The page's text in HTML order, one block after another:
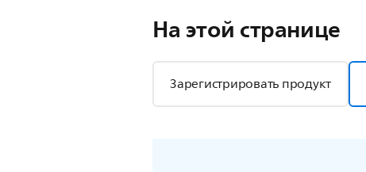
На этой странице
Зарегистрировать продукт